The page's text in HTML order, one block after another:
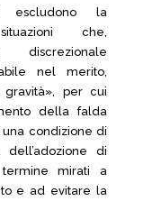
escludono la
che,
discrezionale
nel merito,
gravità», per cui
della falda
condizione di
di
mirati a
e ad evitare la